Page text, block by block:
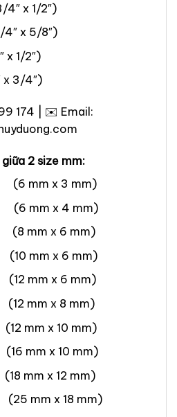
x 1/2″)
x 5/8″)
1/2″)
3/4″)
174 | ✉️ Email:
2 size mm:
(6 mm x 3 mm)
(6 mm x 4 mm)
(8 mm x 6 mm)
mm x 6 mm)
mm x 6 mm)
mm x 8 mm)
mm x 10 mm)
mm x 10 mm)
mm x 12 mm)
mm x 18 mm)